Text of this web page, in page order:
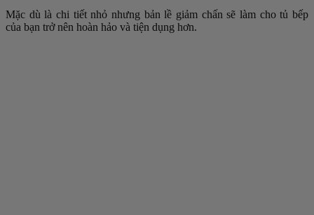
Mặc dù là chi tiết nhỏ nhưng bản lề giảm chấn sẽ làm cho tủ bếp
của bạn trở nên hoàn hảo và tiện dụng hơn.